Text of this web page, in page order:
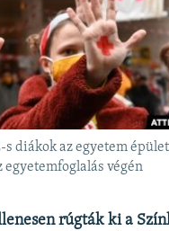
s diákok az egyetem
egyetemfoglalás végén
rúgták ki a